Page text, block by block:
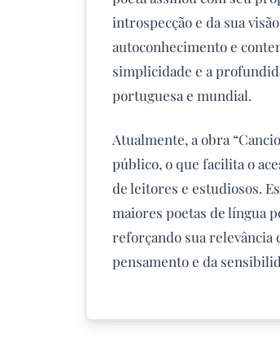
introspecção e da sua
autoconhecimento e
simplicidade e a
portuguesa e mundial.
Atualmente, a obra
público, o que facilita o
de leitores e estudiosos.
maiores poetas de língua
reforçando sua relevância
pensamento e da